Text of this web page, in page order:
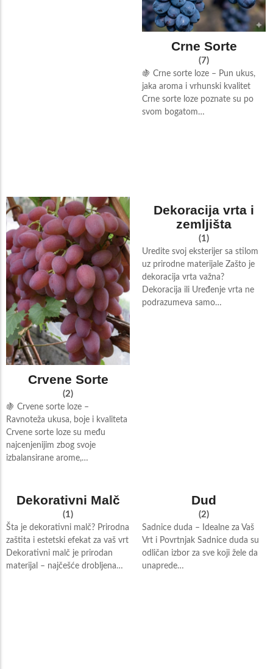
Crne Sorte
(7)
🍇 Crne sorte loze – Pun ukus,
jaka aroma i vrhunski kvalitet
Crne sorte loze poznate su po
svom bogatom…
Crvene Sorte
(2)
🍇 Crvene sorte loze –
Ravnoteža ukusa, boje i kvaliteta
Crvene sorte loze su među
najcenjenijim zbog svoje
izbalansirane arome,…
Dekoracija vrta i
zemljišta
(1)
Uredite svoj eksterijer sa stilom
uz prirodne materijale Zašto je
dekoracija vrta važna?
Dekoracija ili Uređenje vrta ne
podrazumeva samo…
Dekorativni Malč
(1)
Šta je dekorativni malč? Prirodna
zaštita i estetski efekat za vaš vrt
Dekorativni malč je prirodan
materijal – najčešće drobljena…
Dud
(2)
Sadnice duda – Idealne za Vaš
Vrt i Povrtnjak Sadnice duda su
odličan izbor za sve koji žele da
unaprede…